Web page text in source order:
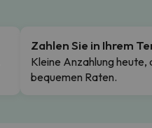
Zahlen Sie in Ihrem
Kleine Anzahlung heute,
bequemen Raten.